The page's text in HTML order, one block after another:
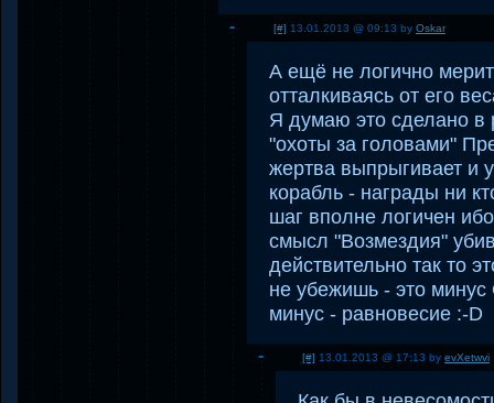
[#] 13.01.2013 @ 09:13 by Oskar
А ещё не логично
отталкиваясь от его
Я думаю это сделано в
"охоты за головами"
жертва выпрыгивает и
корабль - награды ни
шаг вполне логичен
смысл "Возмездия"
действительно так то
не убежишь - это
минус - равновесие :-D
[#] 13.01.2013 @ 17:13 by evXetwvi